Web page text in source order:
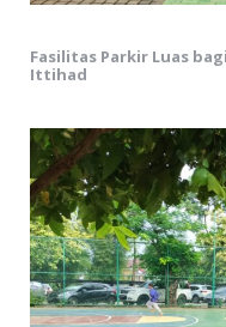
Fasilitas Parkir Luas
Ittihad